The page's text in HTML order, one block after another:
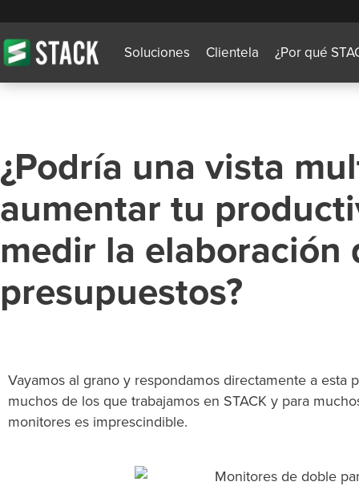
Soluciones Clientela ¿Por qué
¿Podría una vista
aumentar tu
medir la elaboración
presupuestos?
Vayamos al grano y respondamos directamente a esta
muchos de los que trabajamos en STACK y para
monitores es imprescindible.